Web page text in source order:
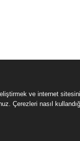
ve internet
Çerezleri nasıl